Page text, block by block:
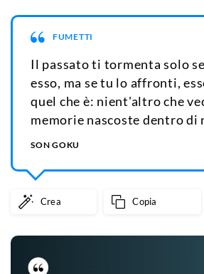
FUMETTI
Il passato ti tormenta solo
esso, ma se tu lo affronti,
quel che è: nient'altro che
memorie nascoste dentro di
SON GOKU
Crea Copia